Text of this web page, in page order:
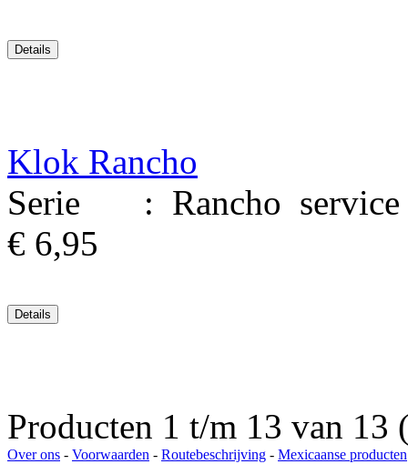
Klok Rancho
Serie : Rancho service
€ 6,95
Producten 1 t/m 13 van 13
Over ons - Voorwaarden - Routebeschrijving - Mexicaanse producten